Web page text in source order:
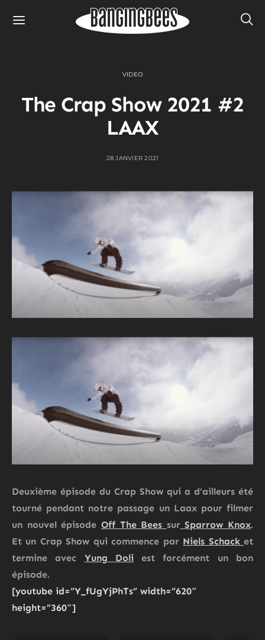
VIDEO
The Crap Show 2021 #2
LAAX
28 JANVIER 2021
Deuxième épisode du Crap Show qui a d’ailleurs été
tourné pendant notre passage un Laax pour filmer
un nouvel épisode Off The Bees sur Sparrow Knox.
Et un Crap Show qui commence par Niels Schacket
termine avec Yung Doli est forcément un bon
épisode.
[youtube id=”Y_fUgYjPhTs” width=”620″
height=”360″]